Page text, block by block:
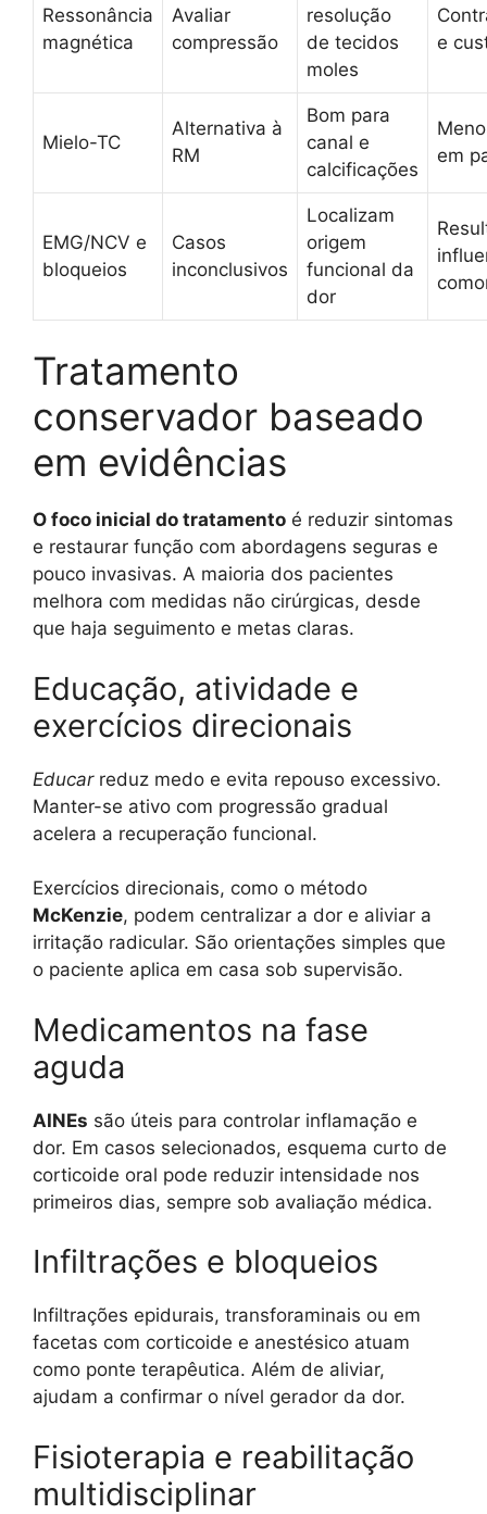
Ressonância
magnética
Avaliar
compressão
resolução
de tecidos
moles
e
Mielo-TC
Alternativa à
RM
Bom para
canal e
calcificações
em
EMG/NCV e
bloqueios
Casos
inconclusivos
Localizam
origem
funcional da
dor
Tratamento
conservador baseado
em evidências
O foco inicial do tratamento é reduzir sintomas
e restaurar função com abordagens seguras e
pouco invasivas. A maioria dos pacientes
melhora com medidas não cirúrgicas, desde
que haja seguimento e metas claras.
Educação, atividade e
exercícios direcionais
Educarreduz medo e evita repouso excessivo.
Manter-se ativo com progressão gradual
acelera a recuperação funcional.
Exercícios direcionais, como o método
McKenzie, podem centralizar a dor e aliviar a
irritação radicular. São orientações simples que
o paciente aplica em casa sob supervisão.
Medicamentos na fase
aguda
AINEs são úteis para controlar inflamação e
dor. Em casos selecionados, esquema curto de
corticoide oral pode reduzir intensidade nos
primeiros dias, sempre sob avaliação médica.
Infiltrações e bloqueios
Infiltrações epidurais, transforaminais ou em
facetas com corticoide e anestésico atuam
como ponte terapêutica. Além de aliviar,
ajudam a confirmar o nível gerador da dor.
Fisioterapia e reabilitação
multidisciplinar